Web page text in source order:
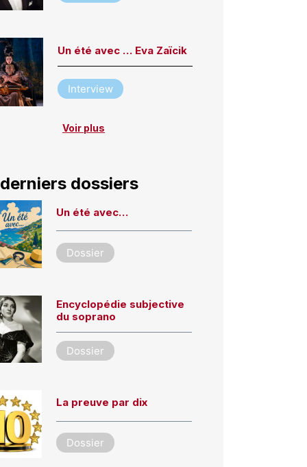
Un été avec … Eva Zaïcik
Interview
Voir plus
dossiers
Un été avec…
Dossier
Encyclopédie subjective
du soprano
Dossier
La preuve par dix
Dossier